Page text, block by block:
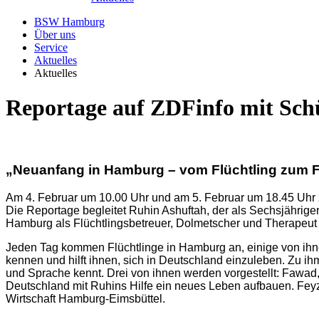
BSW Hamburg
Über uns
Service
Aktuelles
Aktuelles
Reportage auf ZDFinfo mit
„Neuanfang in Hamburg – vom Flüchtling zum
Am 4. Februar um 10.00 Uhr und am 5. Februar um 18.45
Die Reportage begleitet Ruhin Ashuftah, der als
Hamburg als Flüchtlingsbetreuer, Dolmetscher und
Jeden Tag kommen Flüchtlinge in Hamburg an, einige von
kennen und hilft ihnen, sich in Deutschland einzuleben. Zu
und Sprache kennt. Drei von ihnen werden vorgestellt:
Deutschland mit Ruhins Hilfe ein neues Leben aufbauen.
Wirtschaft Hamburg-Eimsbüttel.